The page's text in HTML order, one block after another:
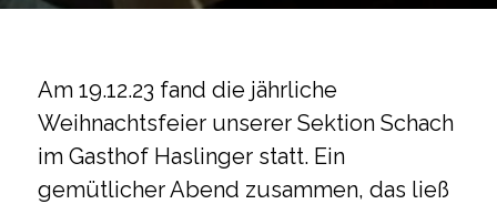
Am 19.12.23 fand die jährliche
Weihnachtsfeier unserer Sektion Schach
im Gasthof Haslinger statt. Ein
gemütlicher Abend zusammen, das ließ